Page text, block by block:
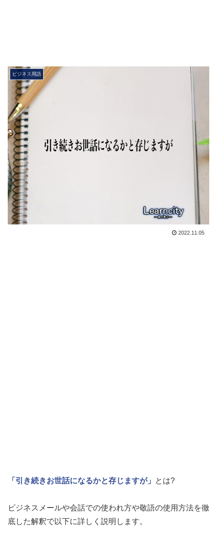
ビジネス用語
2022.11.05
「引き続きお世話になるかと存じますが」 とは?
ビジネスメールや会話での使われ方や敬語の使用方法を徹
底した解釈で以下に詳しく説明します。